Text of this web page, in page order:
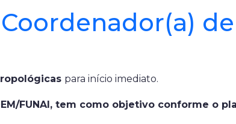
para início imediato.
FUNAI, tem como objetivo conforme o